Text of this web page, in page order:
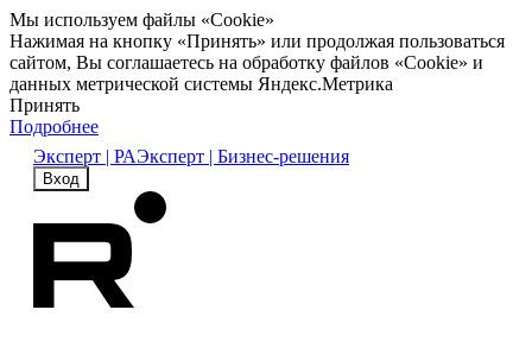
Мы используем файлы «Cookie»
Нажимая на кнопку «Принять» или продолжая пользоваться
сайтом, Вы соглашаетесь на обработку файлов «Cookie» и
данных метрической системы Яндекс.Метрика
Принять
Подробнее
Эксперт | РАЭксперт | Бизнес-решения
Вход